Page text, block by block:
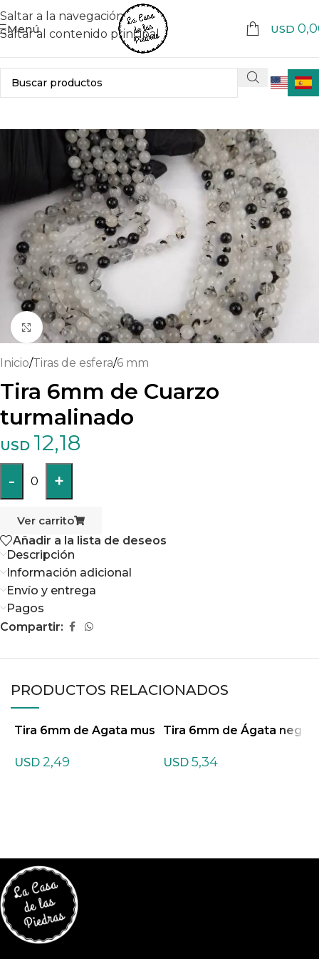
Saltar a la navegación
Saltar al contenido principal
Menú USD
Haga clic para ampliar
Inicio/Tiras de esfera/6 mm
Tira 6mm de Cuarzo
turmalinado
USD 12,18
- 0 +
Ver carrito
Añadir a la lista de deseos
Descripción
Información adicional
Envío y entrega
Pagos
Compartir:
PRODUCTOS RELACIONADOS
Tira 6mm de Agata mus
USD 2,49
Tira 6mm de Ágata neg
USD 5,34